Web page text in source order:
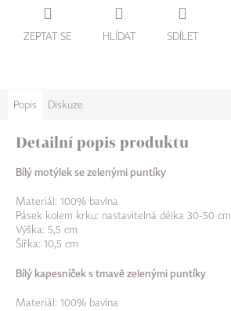
ZEPTAT SE HLÍDAT SDÍLET
Popis Diskuze
Detailní popis produktu
Bílý motýlek se zelenými puntíky
Materiál: 100% bavlna
Pásek kolem krku: nastavitelná délka 30-50 cm
Výška: 5,5 cm
Šířka: 10,5 cm
Bílý kapesníček s tmavě zelenými puntíky
Materiál: 100% bavlna